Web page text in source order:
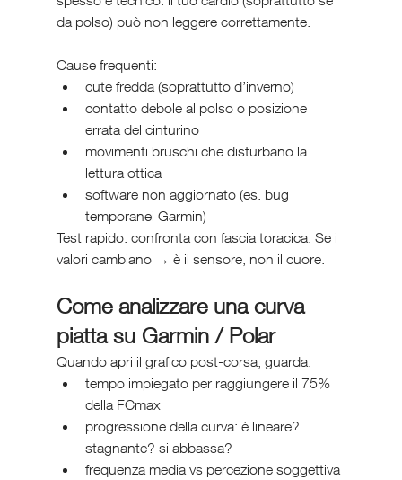
da polso) può non leggere correttamente.
Cause frequenti:
cute fredda (soprattutto d’inverno)
contatto debole al polso o posizione
errata del cinturino
movimenti bruschi che disturbano la
lettura ottica
software non aggiornato (es. bug
temporanei Garmin)
Test rapido: confronta con fascia toracica. Se i
valori cambiano → è il sensore, non il cuore.
Come analizzare una curva
piatta su Garmin / Polar
Quando apri il grafico post-corsa, guarda:
tempo impiegato per raggiungere il 75%
della FCmax
progressione della curva: è lineare?
stagnante? si abbassa?
frequenza media vs percezione soggettiva